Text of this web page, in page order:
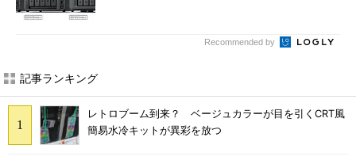
Recommended by
記事ランキング
レトロブーム到来？ ベージュカラーが目を引くCRT風
簡易水冷キットが異彩を放つ